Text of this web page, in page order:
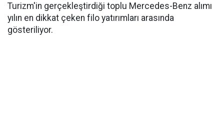
Turizm'in gerçekleştirdiği toplu Mercedes-Benz alımı
yılın en dikkat çeken filo yatırımları arasında
gösteriliyor.